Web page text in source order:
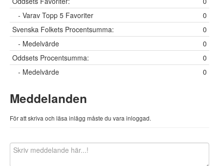
- Varav Topp 5 Favoriter
0
Svenska Folkets Procentsumma:
0
- Medelvärde
0
Oddsets Procentsumma:
0
- Medelvärde
0
Meddelanden
För att skriva och läsa inlägg måste du vara inloggad.